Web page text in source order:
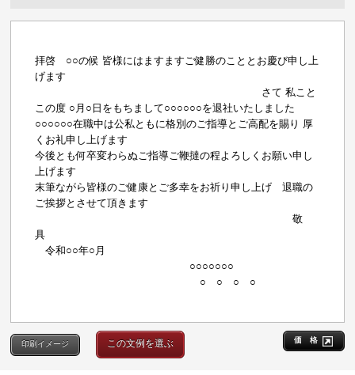
拝啓 ○○の候 皆様にはますますご健勝のこととお慶び申し上
げます
さて 私こと
この度 ○月○日をもちまして○○○○○○を退社いたしました
○○○○○○在職中は公私ともに格別のご指導とご高配を賜り 厚
くお礼申し上げます
今後とも何卒変わらぬご指導ご鞭撻の程よろしくお願い申し
上げます
末筆ながら皆様のご健康とご多幸をお祈り申し上げ 退職の
ご挨拶とさせて頂きます
敬
具
令和○○年○月
○○○○○○○
○ ○ ○ ○
価 格
印刷イメージ この文例を選ぶ